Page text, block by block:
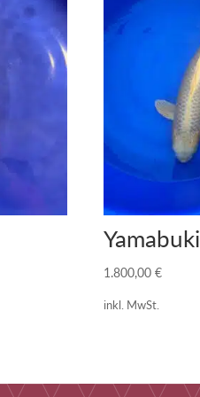
Yamabuki
1.800,00 €
inkl. MwSt.